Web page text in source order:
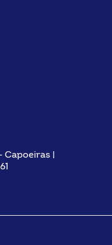
Capoeiras |